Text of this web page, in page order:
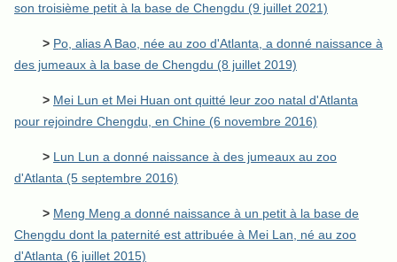
son troisième petit à la base de Chengdu (9 juillet 2021)
> Po, alias A Bao, née au zoo d'Atlanta, a donné naissance à
des jumeaux à la base de Chengdu (8 juillet 2019)
> Mei Lun et Mei Huan ont quitté leur zoo natal d'Atlanta
pour rejoindre Chengdu, en Chine (6 novembre 2016)
> Lun Lun a donné naissance à des jumeaux au zoo
d'Atlanta (5 septembre 2016)
> Meng Meng a donné naissance à un petit à la base de
Chengdu dont la paternité est attribuée à Mei Lan, né au zoo
d'Atlanta (6 juillet 2015)